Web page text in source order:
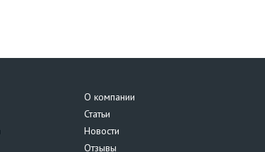
О компании
Статьи
Новости
Отзывы